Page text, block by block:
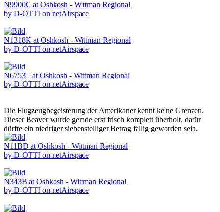
N9900C at Oshkosh - Wittman Regional
by D-OTTI on netAirspace
N1318K at Oshkosh - Wittman Regional
by D-OTTI on netAirspace
N6753T at Oshkosh - Wittman Regional
by D-OTTI on netAirspace
Die Flugzeugbegeisterung der Amerikaner kennt keine Grenzen.
Dieser Beaver wurde gerade erst frisch komplett überholt, dafür
dürfte ein niedriger siebenstelliger Betrag fällig geworden sein.
N11BD at Oshkosh - Wittman Regional
by D-OTTI on netAirspace
N343B at Oshkosh - Wittman Regional
by D-OTTI on netAirspace